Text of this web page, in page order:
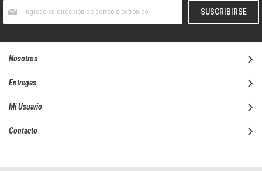
boletín
SUSCRIBIRSE
Nosotros
Entregas
Mi Usuario
Contacto